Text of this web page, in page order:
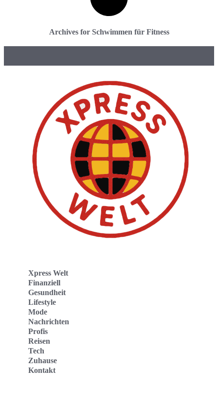
Archives for Schwimmen für Fitness
Xpress Welt
Finanziell
Gesundheit
Lifestyle
Mode
Nachrichten
Profis
Reisen
Tech
Zuhause
Kontakt